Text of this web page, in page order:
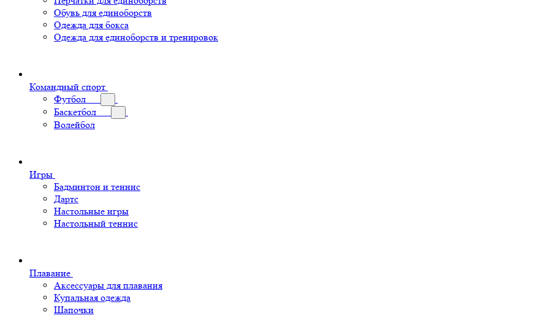
Обувь для единоборств
Одежда для бокса
Одежда для единоборств и тренировок
Командный спорт
Футбол
Баскетбол
Волейбол
Игры
Бадминтон и теннис
Дартс
Настольные игры
Настольный теннис
Плавание
Аксессуары для плавания
Купальная одежда
Шапочки